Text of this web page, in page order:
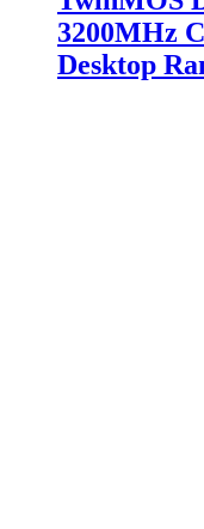
3200MHz
Desktop